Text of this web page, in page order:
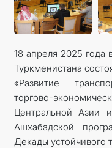
18 апреля 2025 года
Туркменистана
«Развитие
торгово-
Центральной Азии
Ашхабадской
Декады устойчивого